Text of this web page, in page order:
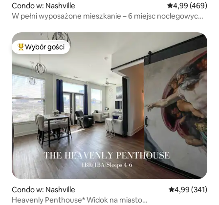
Condo w: Nashville Średnia
4,99 (469)
W pełni wyposażone mieszkanie – 6 miejsc noclegowych
Najpopularniejsze z kategorii Wybór gości
Wybór gości
Condo w: Nashville Średnia
4,99 (341)
Heavenly Penthouse* Widok na miasto